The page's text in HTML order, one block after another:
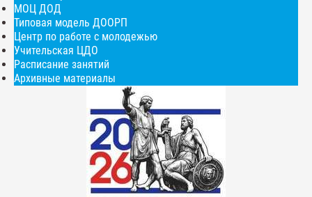
МОЦ ДОД
Типовая модель ДООРП
Центр по работе с молодежью
Учительская ЦДО
Расписание занятий
Архивные материалы